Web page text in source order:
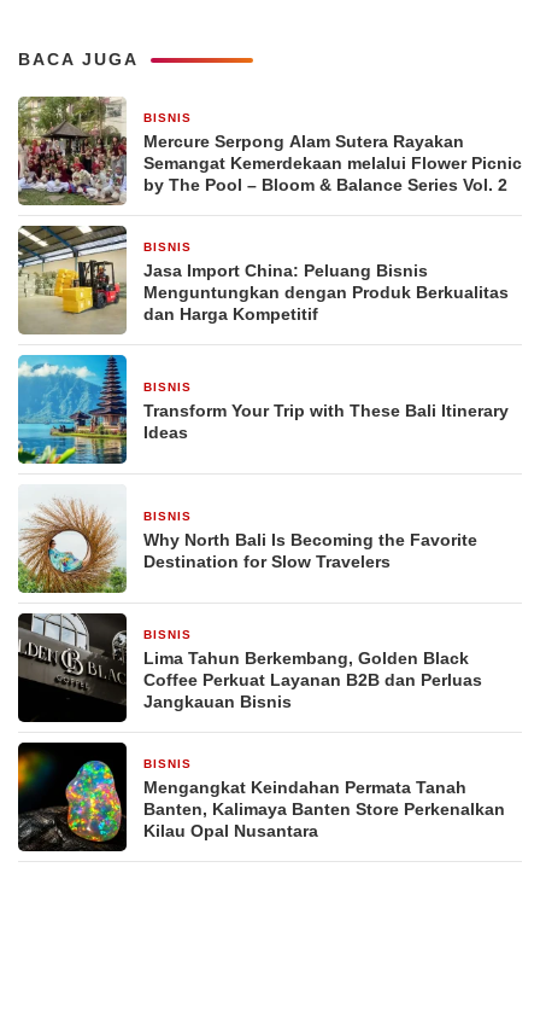
BACA JUGA
BISNIS
Mercure Serpong Alam Sutera Rayakan
Semangat Kemerdekaan melalui Flower Picnic
by The Pool – Bloom & Balance Series Vol. 2
BISNIS
Jasa Import China: Peluang Bisnis
Menguntungkan dengan Produk Berkualitas
dan Harga Kompetitif
BISNIS
Transform Your Trip with These Bali Itinerary
Ideas
BISNIS
Why North Bali Is Becoming the Favorite
Destination for Slow Travelers
BISNIS
Lima Tahun Berkembang, Golden Black
Coffee Perkuat Layanan B2B dan Perluas
Jangkauan Bisnis
BISNIS
Mengangkat Keindahan Permata Tanah
Banten, Kalimaya Banten Store Perkenalkan
Kilau Opal Nusantara